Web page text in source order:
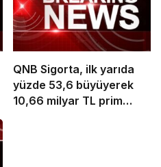
QNB Sigorta, ilk yarıda
yüzde 53,6 büyüyerek
10,66 milyar TL prim